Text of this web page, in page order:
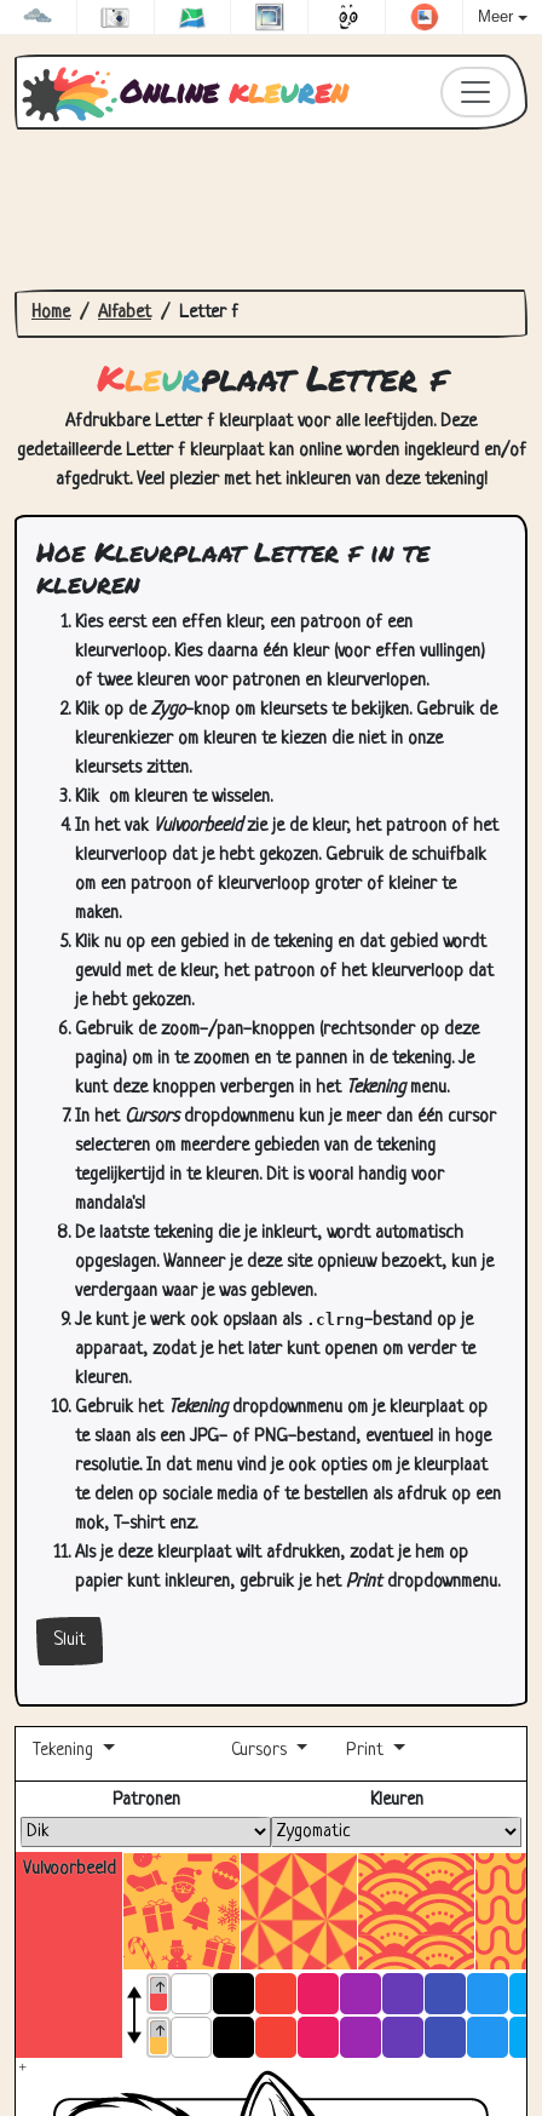
Meer
Online kleuren
Home Alfabet Letter f
Kleurplaat Letter f
Afdrukbare Letter f kleurplaat voor alle leeftijden. Deze
gedetailleerde Letter f kleurplaat kan online worden ingekleurd en/of
afgedrukt. Veel plezier met het inkleuren van deze tekening!
Hoe Kleurplaat Letter f in te
kleuren
Kies eerst een effen kleur, een patroon of een
kleurverloop. Kies daarna één kleur (voor effen vullingen)
of twee kleuren voor patronen en kleurverlopen.
Klik op deZygo-knop om kleursets te bekijken. Gebruik de
kleurenkiezer om kleuren te kiezen die niet in onze
kleursets zitten.
Klik om kleuren te wisselen.
In het vak Vulvoorbeeldzie je de kleur, het patroon of het
kleurverloop dat je hebt gekozen. Gebruik de schuifbalk
om een patroon of kleurverloop groter of kleiner te
maken.
Klik nu op een gebied in de tekening en dat gebied wordt
gevuld met de kleur, het patroon of het kleurverloop dat
je hebt gekozen.
Gebruik de zoom-/pan-knoppen (rechtsonder op deze
pagina) om in te zoomen en te pannen in de tekening. Je
kunt deze knoppen verbergen in het Tekeningmenu.
In het Cursorsdropdownmenu kun je meer dan één cursor
selecteren om meerdere gebieden van de tekening
tegelijkertijd in te kleuren. Dit is vooral handig voor
mandala's!
De laatste tekening die je inkleurt, wordt automatisch
opgeslagen. Wanneer je deze site opnieuw bezoekt, kun je
verdergaan waar je was gebleven.
Je kunt je werk ook opslaan als .clrng-bestand op je
apparaat, zodat je het later kunt openen om verder te
kleuren.
Gebruik het Tekeningdropdownmenu om je kleurplaat op
te slaan als een JPG- of PNG-bestand, eventueel in hoge
resolutie. In dat menu vind je ook opties om je kleurplaat
te delen op sociale media of te bestellen als afdruk op een
mok, T-shirt enz.
Als je deze kleurplaat wilt afdrukken, zodat je hem op
papier kunt inkleuren, gebruik je hetPrintdropdownmenu.
Sluit
Tekening Cursors Print
Volledig scherm
Vulvoorbeeld
Patronen Kleuren